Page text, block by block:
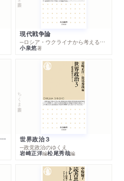
現代戦争論
─ロシア・ウクライナから考える世界の行方
小泉悠著
科学否定論はなぜ人をひきつけるのか
ちくま新書
世界政治３
─政党政治のゆくえ
岩崎正洋編松尾秀哉編